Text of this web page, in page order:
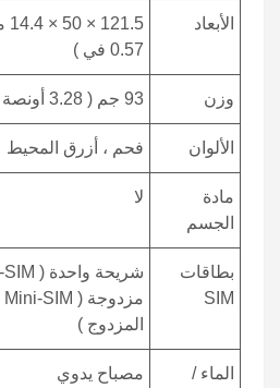
الأبعاد
0.57 في )
وزن 93 جم ( 3.28 أونصة )
الألوان فحم ، أزرق المحيط
مادة
الجسم
لا
بطاقات
SIM
المزدوج )
الماء / مصباح يدوي